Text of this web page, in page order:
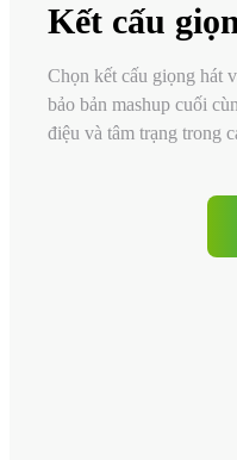
Kết cấu
Chọn kết cấu giọng hát
bảo bản mashup cuối
điệu và tâm trạng trong